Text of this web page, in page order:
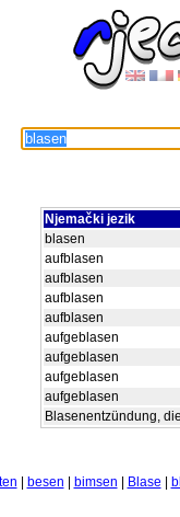
Njemački jezik
blasen
aufblasen
aufblasen
aufblasen
aufblasen
aufgeblasen
aufgeblasen
aufgeblasen
aufgeblasen
Blasenentzündung, die
besen bimsen Blase